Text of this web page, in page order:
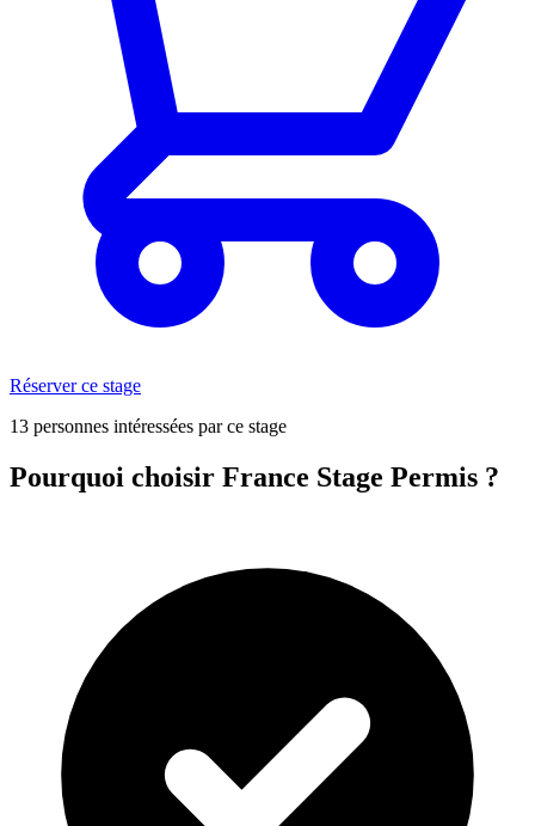
Réserver ce stage
13 personnes intéressées par ce stage
Pourquoi choisir France Stage Permis ?